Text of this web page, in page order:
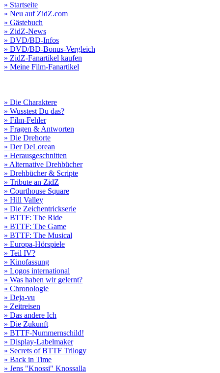
» Startseite
» Neu auf ZidZ.com
» Gästebuch
» ZidZ-News
» DVD/BD-Infos
» DVD/BD-Bonus-Vergleich
» ZidZ-Fanartikel kaufen
» Meine Film-Fanartikel
» Die Charaktere
» Wusstest Du das?
» Film-Fehler
» Fragen & Antworten
» Die Drehorte
» Der DeLorean
» Herausgeschnitten
» Alternative Drehbücher
» Drehbücher & Scripte
» Tribute an ZidZ
» Courthouse Square
» Hill Valley
» Die Zeichentrickserie
» BTTF: The Ride
» BTTF: The Game
» BTTF: The Musical
» Europa-Hörspiele
» Teil IV?
» Kinofassung
» Logos international
» Was haben wir gelernt?
» Chronologie
» Deja-vu
» Zeitreisen
» Das andere Ich
» Die Zukunft
» BTTF-Nummernschild!
» Display-Labelmaker
» Secrets of BTTF Trilogy
» Back in Time
» Jens "Knossi" Knossalla